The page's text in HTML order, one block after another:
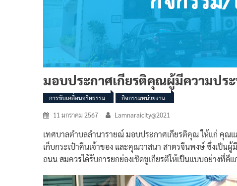
มอบประกาศเกียรติคุณผู้มีความปร
การขับเคลื่อนจริยธรรม กิจกรรมหน่วยงาน
11 มกราคม 2567 Lamnaraicity@2021
เทศบาลตำบลลำนารายณ์ มอบประกาศเกียรติคุณ ให้แก่ คุณ
เก็บกระเป๋าคืนเจ้าของ และคุณวาสนา สาตรจีนพงษ์ ซึ่งเป็
ถนน สมควรได้รับการยกย่องเชิดชูเกียรติให้เป็นแบบอย่างที่ดีแ